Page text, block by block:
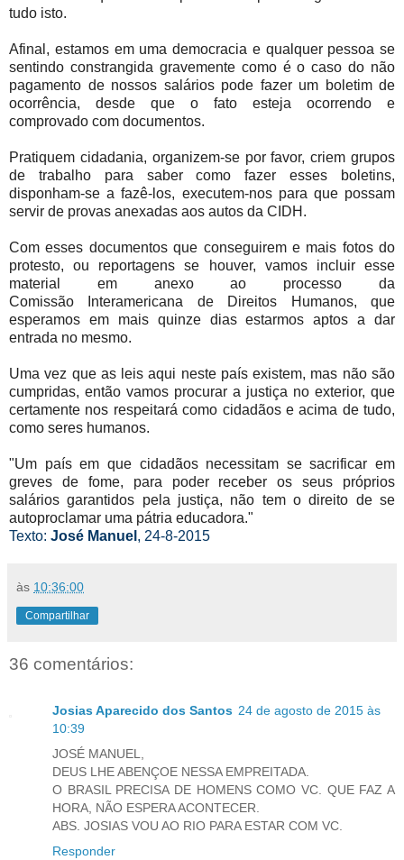
tudo isto.
Afinal, estamos em uma democracia e qualquer pessoa se
sentindo constrangida gravemente como é o caso do não
pagamento de nossos salários pode fazer um boletim de
ocorrência, desde que o fato esteja ocorrendo e
comprovado com documentos.
Pratiquem cidadania, organizem-se por favor, criem grupos
de trabalho para saber como fazer esses boletins,
disponham-se a fazê-los, executem-nos para que possam
servir de provas anexadas aos autos da CIDH.
Com esses documentos que conseguirem e mais fotos do
protesto, ou reportagens se houver, vamos incluir esse
material em anexo ao processo da
Comissão Interamericana de Direitos Humanos, que
esperamos em mais quinze dias estarmos aptos a dar
entrada no mesmo.
Uma vez que as leis aqui neste país existem, mas não são
cumpridas, então vamos procurar a justiça no exterior, que
certamente nos respeitará como cidadãos e acima de tudo,
como seres humanos.
"Um país em que cidadãos necessitam se sacrificar em
greves de fome, para poder receber os seus próprios
salários garantidos pela justiça, não tem o direito de se
autoproclamar uma pátria educadora."
Texto: José Manuel , 24-8-2015
às 10:36:00
Compartilhar
36 comentários:
Josias Aparecido dos Santos 24 de agosto de 2015 às
10:39
JOSÉ MANUEL,
DEUS LHE ABENÇOE NESSA EMPREITADA.
O BRASIL PRECISA DE HOMENS COMO VC. QUE FAZ A
HORA, NÃO ESPERA ACONTECER.
ABS. JOSIAS VOU AO RIO PARA ESTAR COM VC.
Responder